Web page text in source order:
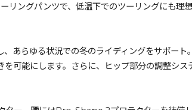
ングパンツで、低温下でのツーリングにも理
らゆる状況での冬のライディングをサポー
可能にします。さらに、ヒップ部分の調整シ